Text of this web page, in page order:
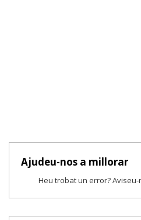
Ajudeu-nos a millorar
Heu trobat un error?